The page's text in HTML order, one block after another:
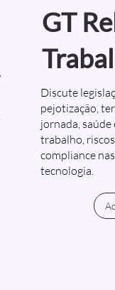
GT
Discute
pejotização,
jornada, saúde
trabalho,
compliance
tecnologia.